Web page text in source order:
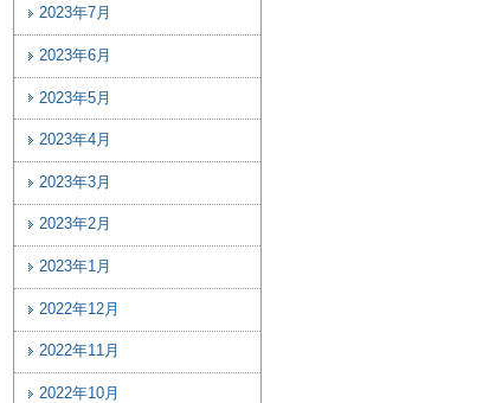
2023年7月
2023年6月
2023年5月
2023年4月
2023年3月
2023年2月
2023年1月
2022年12月
2022年11月
2022年10月